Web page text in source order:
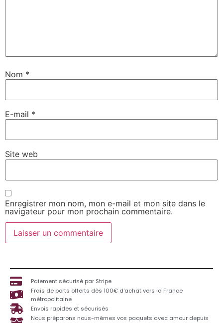
Nom *
E-mail *
Site web
Enregistrer mon nom, mon e-mail et mon site dans le
navigateur pour mon prochain commentaire.
Paiement sécurisé par Stripe
Frais de ports offerts dès 100€ d'achat vers la France
métropolitaine
Envois rapides et sécurisés
Nous préparons nous-mêmes vos paquets avec amour depuis